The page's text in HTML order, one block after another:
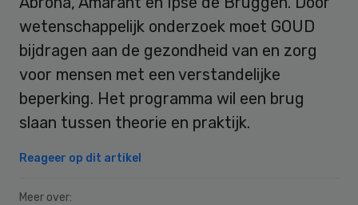
wetenschappelijk onderzoek moet GOUD
bijdragen aan de gezondheid van en zorg
voor mensen met een verstandelijke
beperking. Het programma wil een brug
slaan tussen theorie en praktijk.
Reageer op dit artikel
Meer over: